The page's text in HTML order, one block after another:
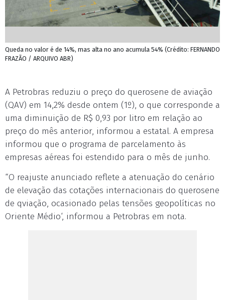
Queda no valor é de 14%, mas alta no ano acumula 54% (Crédito: FERNANDO
FRAZÃO / ARQUIVO ABR)
A Petrobras reduziu o preço do querosene de aviação
(QAV) em 14,2% desde ontem (1º), o que corresponde a
uma diminuição de R$ 0,93 por litro em relação ao
preço do mês anterior, informou a estatal. A empresa
informou que o programa de parcelamento às
empresas aéreas foi estendido para o mês de junho.
“O reajuste anunciado reflete a atenuação do cenário
de elevação das cotações internacionais do querosene
de qviação, ocasionado pelas tensões geopolíticas no
Oriente Médio‘, informou a Petrobras em nota.